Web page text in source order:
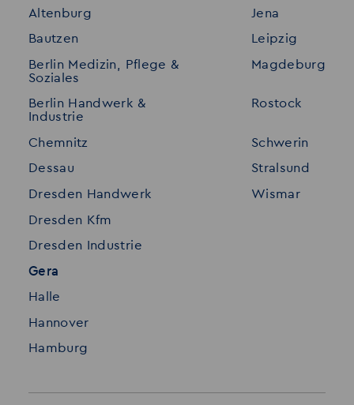
Stellenangebote
Initiativ bewerben
Merkzettel
Standorte
Referenzen
Interne Jobs
Datenschutz
Impressum
Altenburg
Bautzen
Berlin Medizin, Pflege &
Soziales
Berlin Handwerk &
Industrie
Chemnitz
Dessau
Dresden Handwerk
Dresden Kfm
Dresden Industrie
Gera
Halle
Hannover
Hamburg
Jena
Leipzig
Magdeburg
Rostock
Schwerin
Stralsund
Wismar